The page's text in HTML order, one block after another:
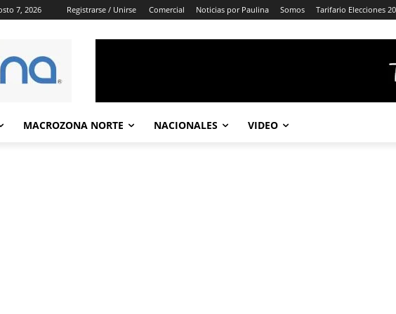
7, 2026 Registrarse / Unirse Comercial Noticias por Paulina Somos Tarifario Elecciones
MACROZONA NORTE NACIONALES VIDEO